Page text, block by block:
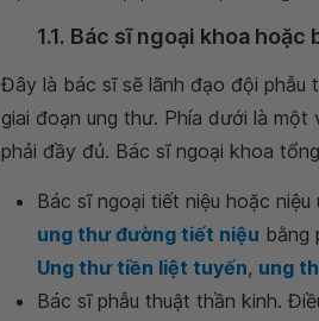
1.1. Bác sĩ ngoại khoa
Đây là bác sĩ sẽ lãnh đạo đội phẫu
giai đoạn ung thư. Phía dưới là
phải đầy đủ. Bác sĩ ngoại khoa
Bác sĩ ngoại tiết niệu hoặc
ung thư đường tiết niệubằng
Ung thư tiền liệt tuyến ,ung
Bác sĩ phẫu thuật thần kinh.